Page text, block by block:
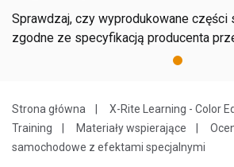
Sprawdzaj, czy wyprodukowane części
zgodne ze specyfikacją producenta
1
Strona główna
X-Rite Learning - Color
Training
Materiały wspierające
samochodowe z efektami specjalnymi